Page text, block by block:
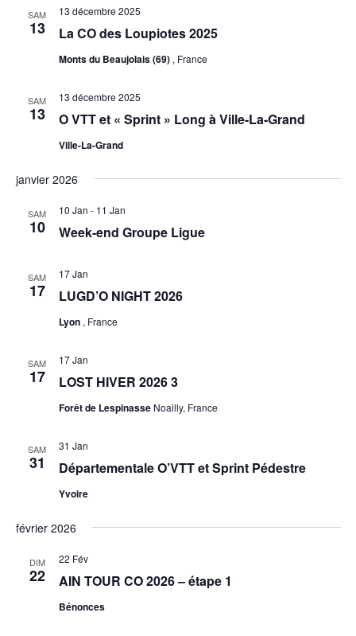
SAM
13 La CO des Loupiotes 2025
13 décembre 2025
Monts du Beaujolais (69) , France
SAM
13 O VTT et « Sprint » Long à Ville-La-Grand
13 décembre 2025
Ville-La-Grand
janvier 2026
SAM
10 Week-end Groupe Ligue
10 Jan - 11 Jan
SAM
17 LUGD’O NIGHT 2026
17 Jan
Lyon , France
SAM
17 LOST HIVER 2026 3
17 Jan
Forêt de Lespinasse Noailly, France
SAM
31 Départementale O’VTT et Sprint Pédestre
31 Jan
Yvoire
février 2026
DIM
22 AIN TOUR CO 2026 – étape 1
22 Fév
Bénonces